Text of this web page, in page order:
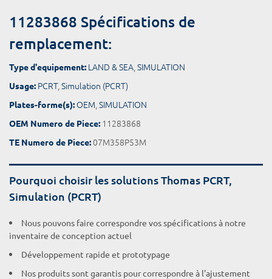
11283868 Spécifications de
remplacement:
Type d'equipement: LAND & SEA,SIMULATION
Usage: PCRT,Simulation (PCRT)
Plates-forme(s): OEM,SIMULATION
OEM Numero de Piece: 11283868
TE Numero de Piece:07M358P53M
Pourquoi choisir les solutions Thomas PCRT,
Simulation (PCRT)
Nous pouvons faire correspondre vos spécifications à notre
inventaire de conception actuel
Développement rapide et prototypage
Nos produits sont garantis pour correspondre à l'ajustement